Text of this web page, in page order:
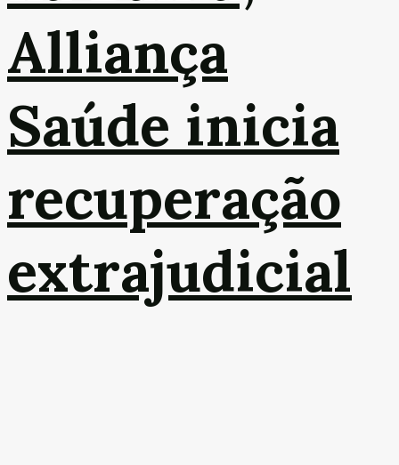
Alliança
Saúde inicia
recuperação
extrajudicial